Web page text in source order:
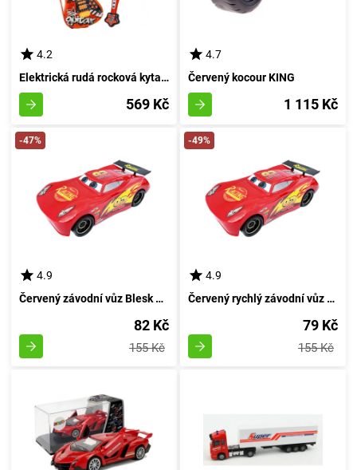
4.2
Elektrická rudá rocková kytarová sada s mikrofonem
569 Kč
4.7
Červený kocour KING
1 115 Kč
-47%
4.9
Červený závodní vůz Blesk Racing 24 cm
82 Kč
155 Kč
-49%
4.9
Červený rychlý závodní vůz 24 cm
79 Kč
155 Kč